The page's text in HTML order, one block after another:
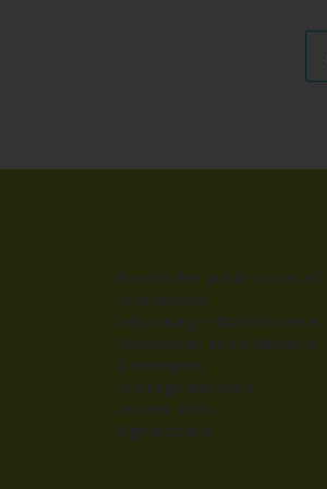
Banderoles publicitaires et
impressions
Dépannage / Maintenance
Fabrication et installation
d’enseignes
Lettrage bandeau
Lettres néon
Signalétique